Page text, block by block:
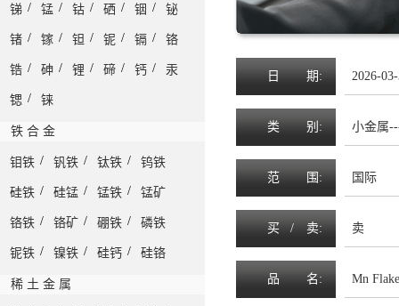
锑 / 锰 / 钴 / 硒 / 铟 / 铋
锗 / 镓 / 钽 / 铌 / 镉 / 铬
锆 / 砷 / 锂 / 碲 / 钙 / 汞
锶 / 铼
铁 合 金
钼铁 / 钒铁 / 钛铁 / 钨铁
硅铁 / 硅锰 / 锰铁 / 锰矿
铬铁 / 铬矿 / 硼铁 / 磷铁
铌铁 / 镍铁 / 硅钙 / 硅铬
稀 土 金 属
日 期: 2026-
类 别: 小金属
范 围 : 国际
买 / 卖: 卖
品 名 : Mn Flake